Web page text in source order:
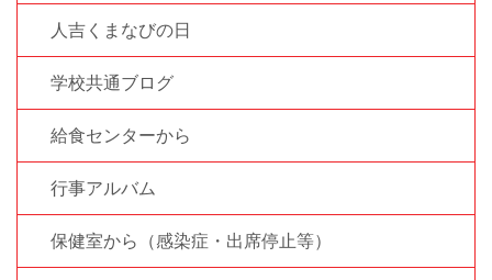
人吉くまなびの日
学校共通ブログ
給食センターから
行事アルバム
保健室から（感染症・出席停止等）